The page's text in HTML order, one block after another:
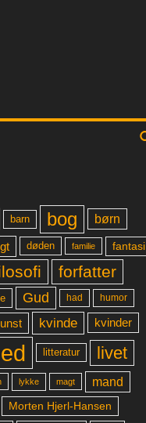
barn bog børn
døden familie fantasi
forfatter
Gud had humor
kvinde kvinder
litteratur livet
lykke magt mand
Morten Hjerl-Hansen